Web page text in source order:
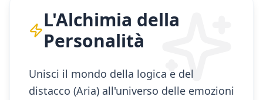
L'Alchimia della
Personalità
Unisci il mondo della logica e del
distacco (Aria) all'universo delle emozioni